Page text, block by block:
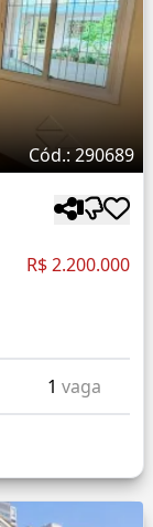
Cód.: 290689
R$ 2.200.000
1 vaga